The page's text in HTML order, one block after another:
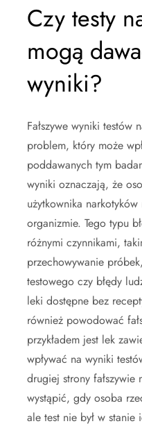
Czy testy
mogą
wyniki?
Fałszywe wyniki testów
problem, który może
poddawanych tym
wyniki oznaczają, że
użytkownika
organizmie. Tego typu
różnymi czynnikami,
przechowywanie
testowego czy błędy
leki dostępne bez
również powodować
przykładem jest lek
wpływać na wyniki
drugiej strony fałszywie
wystąpić, gdy osoba
ale test nie był w